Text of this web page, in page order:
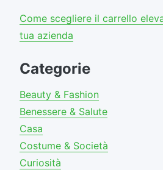
Come scegliere il carrello
tua azienda
Categorie
Beauty & Fashion
Benessere & Salute
Casa
Costume & Società
Curiosità